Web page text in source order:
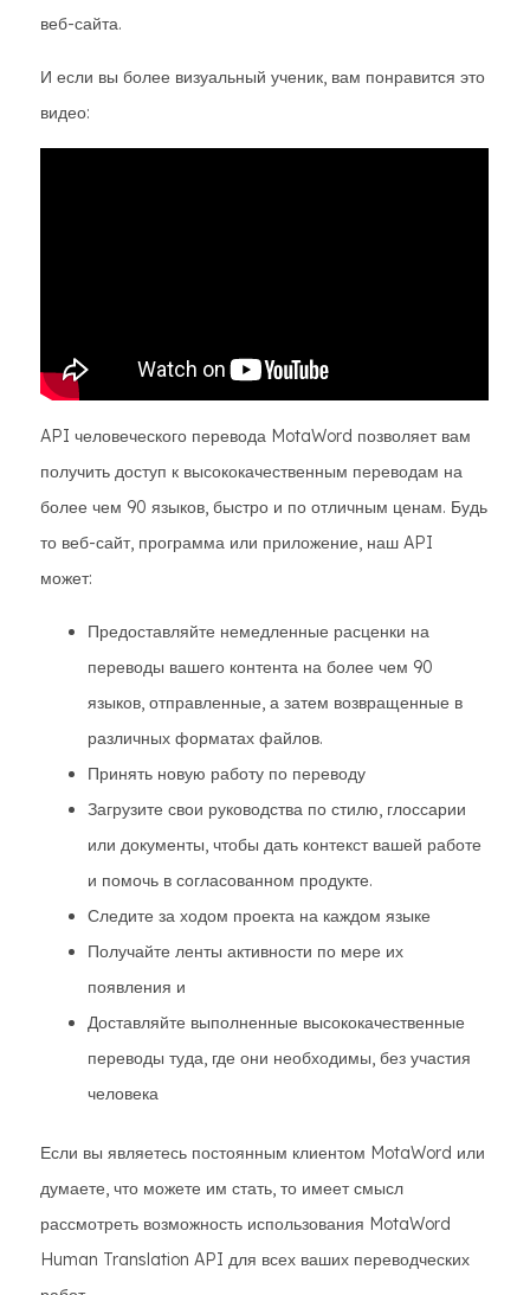
веб-сайта.
И если вы более визуальный ученик, вам понравится это
видео:
API человеческого перевода MotaWord позволяет вам
получить доступ к высококачественным переводам на
более чем 90 языков, быстро и по отличным ценам. Будь
то веб-сайт, программа или приложение, наш API
может:
Предоставляйте немедленные расценки на
переводы вашего контента на более чем 90
языков, отправленные, а затем возвращенные в
различных форматах файлов.
Принять новую работу по переводу
Загрузите свои руководства по стилю, глоссарии
или документы, чтобы дать контекст вашей работе
и помочь в согласованном продукте.
Следите за ходом проекта на каждом языке
Получайте ленты активности по мере их
появления и
Доставляйте выполненные высококачественные
переводы туда, где они необходимы, без участия
человека
Если вы являетесь постоянным клиентом MotaWord или
думаете, что можете им стать, то имеет смысл
рассмотреть возможность использования MotaWord
Human Translation API для всех ваших переводческих